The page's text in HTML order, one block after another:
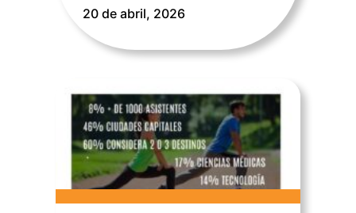
20 de abril, 2026